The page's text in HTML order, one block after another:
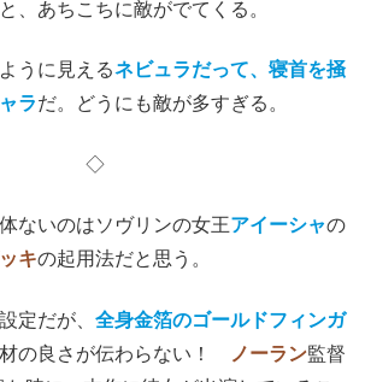
、あちこちに敵がでてくる。
うに見えるネビュラだって、寝首を掻
ラだ。どうにも敵が多すぎる。
◇
ないのはソヴリンの女王アイーシャの
キの起用法だと思う。
定だが、 全身金箔のゴールドフィンガ
の良さが伝わらない！ ノーラン監督